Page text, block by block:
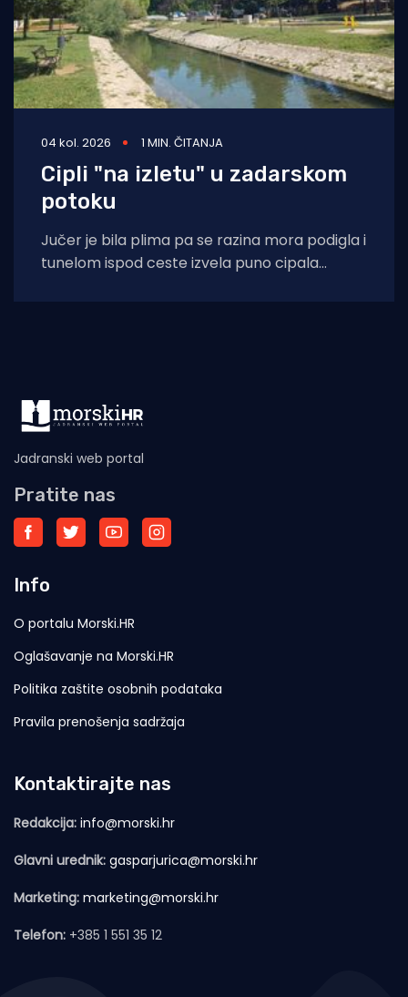
04 kol. 2026 1 MIN. ČITANJA
Cipli "na izletu" u zadarskom
potoku
Jučer je bila plima pa se razina mora podigla i
tunelom ispod ceste izvela puno cipala
Jadranski web portal
Pratite nas
Info
O portalu Morski.HR
Oglašavanje na Morski.HR
Politika zaštite osobnih podataka
Pravila prenošenja sadržaja
Kontaktirajte nas
Redakcija: info@morski.hr
Glavni urednik: gasparjurica@morski.hr
Marketing: marketing@morski.hr
Telefon: +385 1 551 35 12